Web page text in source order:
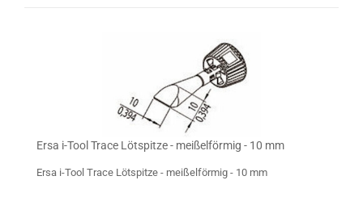
Ersa i-Tool Trace Lötspitze - meißelförmig - 10 mm
Ersa i-Tool Trace Lötspitze - meißelförmig - 10 mm